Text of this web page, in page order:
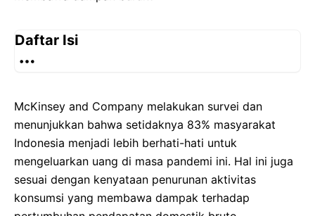
Daftar Isi
McKinsey and Company melakukan survei dan
menunjukkan bahwa setidaknya 83% masyarakat
Indonesia menjadi lebih berhati-hati untuk
mengeluarkan uang di masa pandemi ini. Hal ini juga
sesuai dengan kenyataan penurunan aktivitas
konsumsi yang membawa dampak terhadap